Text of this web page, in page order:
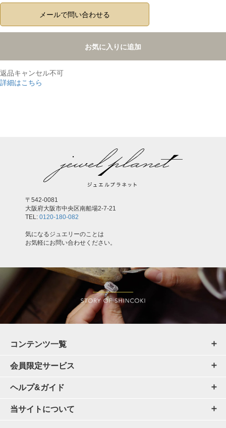
メールで問い合わせる
お気に入りに追加
返品キャンセル不可
詳細はこちら
〒542-0081
大阪府大阪市中央区南船場2-7-21
TEL: 0120-180-082
気になるジュエリーのことは
お気軽にお問い合わせください。
コンテンツ一覧
会員限定サービス
ヘルプ&ガイド
当サイトについて